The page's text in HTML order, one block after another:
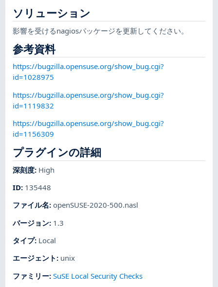
ソリューション
影響を受けるnagiosパッケージを更新してください。
参考資料
https://bugzilla.opensuse.org/show_bug.cgi?
id=1028975
https://bugzilla.opensuse.org/show_bug.cgi?
id=1119832
https://bugzilla.opensuse.org/show_bug.cgi?
id=1156309
プラグインの詳細
深刻度: High
ID: 135448
ファイル名: openSUSE-2020-500.nasl
バージョン: 1.3
タイプ: Local
エージェント : unix
ファミリー:SuSE Local Security Checks